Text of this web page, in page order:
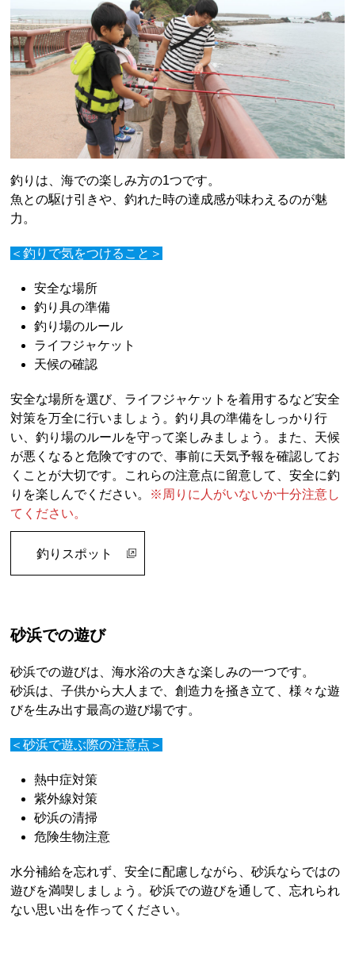
釣りは、海での楽しみ方の1つです。
魚との駆け引きや、釣れた時の達成感が味わえるのが魅
力。
＜釣りで気をつけること＞
安全な場所
釣り具の準備
釣り場のルール
ライフジャケット
天候の確認
安全な場所を選び、ライフジャケットを着用するなど安全
対策を万全に行いましょう。釣り具の準備をしっかり行
い、釣り場のルールを守って楽しみましょう。また、天候
が悪くなると危険ですので、事前に天気予報を確認してお
くことが大切です。これらの注意点に留意して、安全に釣
りを楽しんでください。 ※周りに人がいないか十分注意し
てください。
釣りスポット
砂浜での遊び
砂浜での遊びは、海水浴の大きな楽しみの一つです。
砂浜は、子供から大人まで、創造力を掻き立て、様々な遊
びを生み出す最高の遊び場です。
＜砂浜で遊ぶ際の注意点＞
熱中症対策
紫外線対策
砂浜の清掃
危険生物注意
水分補給を忘れず、安全に配慮しながら、砂浜ならではの
遊びを満喫しましょう。砂浜での遊びを通して、忘れられ
ない思い出を作ってください。